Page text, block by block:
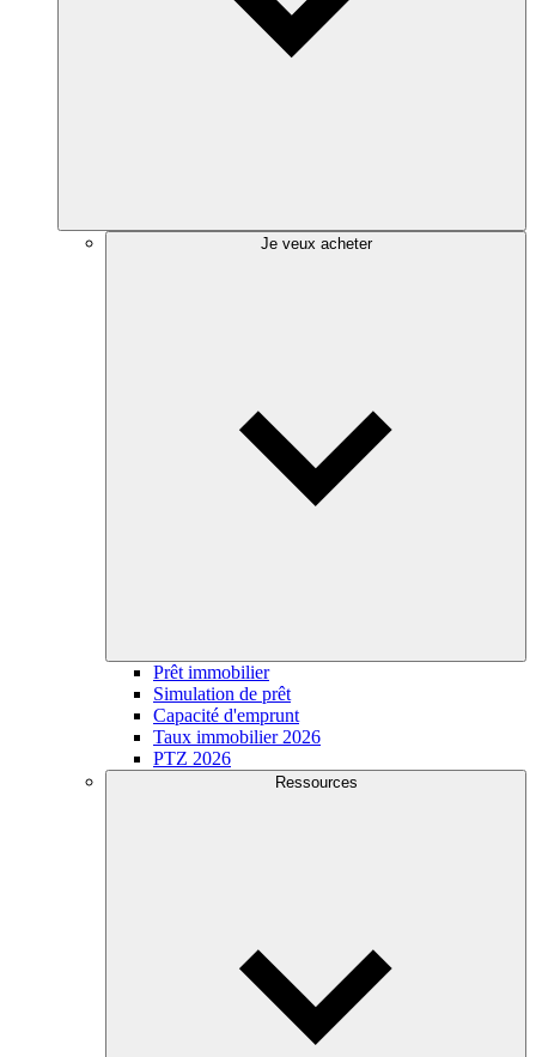
Je veux acheter
Prêt immobilier
Simulation de prêt
Capacité d'emprunt
Taux immobilier 2026
PTZ 2026
Ressources